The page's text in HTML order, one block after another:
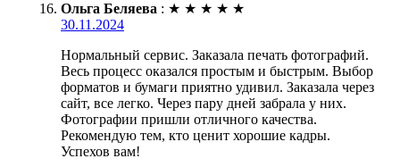
Ольга Беляева : ★ ★ ★ ★ ★
30.11.2024
Нормальный сервис. Заказала печать фотографий.
Весь процесс оказался простым и быстрым. Выбор
форматов и бумаги приятно удивил. Заказала через
сайт, все легко. Через пару дней забрала у них.
Фотографии пришли отличного качества.
Рекомендую тем, кто ценит хорошие кадры.
Успехов вам!